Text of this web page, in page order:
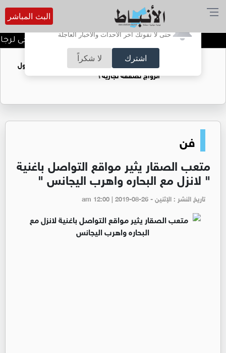
أترغب في تفعيل الإشعارات؟
حتى لا تفوتك آخر الأحداث والأخبار العاجلة
اشترك لا شكراً
البث المباشر
النشامى..المستفيد!ومرحى لرجال
فتيات يستغللنه لتحقيق مكاسب مادية.. هل تحول
الزواج لصفقة تجارية؟
فن
متعب الصقار يثير مواقع التواصل باغنية
" لانزل مع البحاره واهرب اليجانس "
تاريخ النشر : الإثنين - am 12:00 | 2019-08-26